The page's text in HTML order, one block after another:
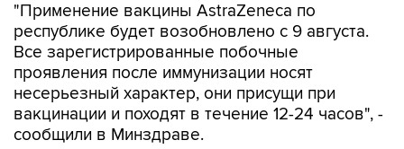
"Применение вакцины AstraZeneca по
республике будет возобновлено с 9 августа.
Все зарегистрированные побочные
проявления после иммунизации носят
несерьезный характер, они присущи при
вакцинации и походят в течение 12-24 часов", -
сообщили в Минздраве.